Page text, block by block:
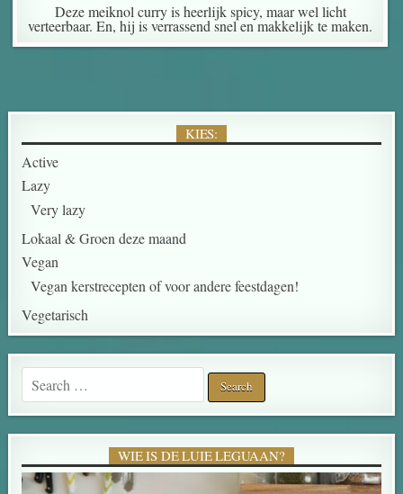
Deze meiknol curry is heerlijk spicy, maar wel licht
verteerbaar. En, hij is verrassend snel en makkelijk te maken.
KIES:
Active
Lazy
Very lazy
Lokaal & Groen deze maand
Vegan
Vegan kerstrecepten of voor andere feestdagen!
Vegetarisch
Search for:
WIE IS DE LUIE LEGUAAN?